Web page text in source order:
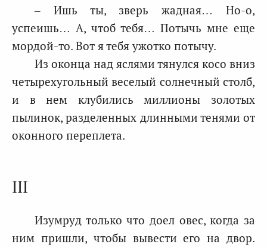
– Ишь ты, зверь жадная… Но-о,
успеишь… А, чтоб тебя… Потычь мне еще
мордой-то. Вот я тебя ужотко потычу.
Из оконца над яслями тянулся косо вниз
четырехугольный веселый солнечный столб,
и в нем клубились миллионы золотых
пылинок, разделенных длинными тенями от
оконного переплета.
III
Изумруд только что доел овес, когда за
ним пришли, чтобы вывести его на двор.